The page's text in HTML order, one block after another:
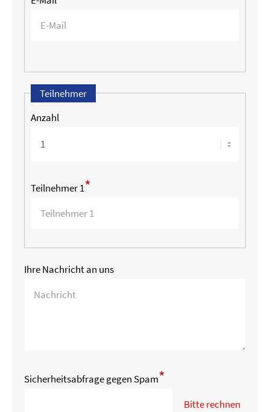
Teilnehmer
Anzahl
Teilnehmer 1*
Ihre Nachricht an uns
Sicherheitsabfrage gegen Spam*
Bitte rechnen